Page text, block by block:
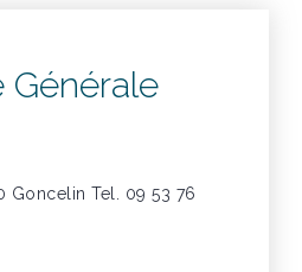
Générale
Goncelin Tel. 09 53 76